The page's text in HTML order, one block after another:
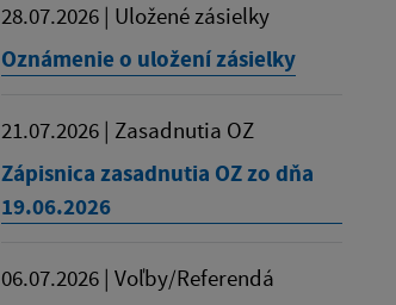
28.07.2026 | Uložené zásielky
Oznámenie o uložení zásielky
21.07.2026 | Zasadnutia OZ
Zápisnica zasadnutia OZ zo dňa
19.06.2026
06.07.2026 | Voľby/Referendá